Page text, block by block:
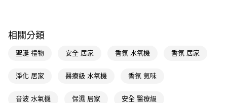
１．簡單：不需註冊會員、不需綁卡、不需儲值。
３．安心：先確認商品／服務後，再付款。
１．於結帳方式選擇「AFTEE先享後付」後，將跳轉至「AFTEE先享後付」
２．訂單成立數日內，您將收到繳費通知簡訊。
宅配(廠商直送🚚)
每筆NT$100，滿NT$590(含以上)免運費
相關分類
聖誕 禮物 安全 居家 香氛 水氧機 香氛 居家
淨化 居家 醫療級 水氧機 香氛 氣味
音波 水氧機 保濕 居家 安全 醫療級